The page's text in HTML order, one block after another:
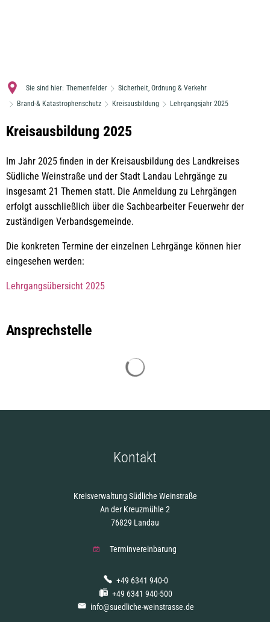
Sie sind hier: Themenfelder
Sicherheit, Ordnung & Verkehr
Brand-& Katastrophenschutz
Kreisausbildung Lehrgangsjahr 2025
Lehrgangsjahr
Kreisausbildung 2025
Im Jahr 2025 finden in der Kreisausbildung des Landkreises
Südliche Weinstraße und der Stadt Landau Lehrgänge zu
insgesamt 21 Themen statt. Die Anmeldung zu Lehrgängen
erfolgt ausschließlich über die Sachbearbeiter Feuerwehr der
zuständigen Verbandsgemeinde.
Die konkreten Termine der einzelnen Lehrgänge können hier
eingesehen werden:
Lehrgangsübersicht 2025
Ansprechstelle
Kontakt
Kreisverwaltung Südliche Weinstraße
An der Kreuzmühle 2
76829 Landau
Terminvereinbarung
+49 6341 940-0
+49 6341 940-500
info@suedliche-weinstrasse.de